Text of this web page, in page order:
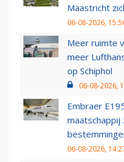
Maastricht
06-08-2026,
Meer ruimte
meer
op Schiphol
06-08-2026,
Embraer
maatschappij
06-08-2026,